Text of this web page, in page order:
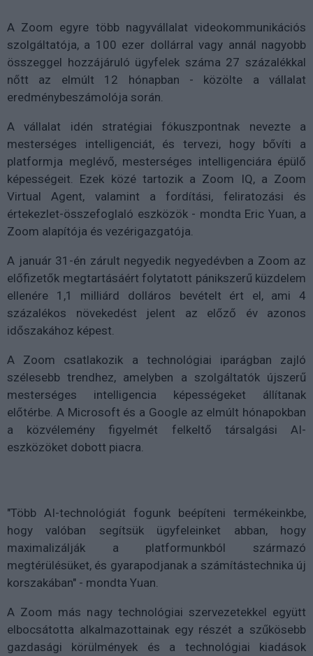
A Zoom egyre több nagyvállalat videokommunikációs
szolgáltatója, a 100 ezer dollárral vagy annál nagyobb
összeggel hozzájáruló ügyfelek száma 27 százalékkal
nőtt az elmúlt 12 hónapban - közölte a vállalat
eredménybeszámolója során.
A vállalat idén stratégiai fókuszpontnak nevezte a
mesterséges intelligenciát, és tervezi, hogy bővíti a
platformja meglévő, mesterséges intelligenciára épülő
képességeit. Ezek közé tartozik a Zoom IQ, a Zoom
Virtual Agent, valamint a fordítási, feliratozási és
értekezlet-összefoglaló eszközök - mondta Eric Yuan, a
Zoom alapítója és vezérigazgatója.
A január 31-én zárult negyedik negyedévben a Zoom az
előfizetők megtartásáért folytatott pánikszerű küzdelem
ellenére 1,1 milliárd dolláros bevételt ért el, ami 4
százalékos növekedést jelent az előző év azonos
időszakához képest.
A Zoom csatlakozik a technológiai iparágban zajló
szélesebb trendhez, amelyben a szolgáltatók újszerű
mesterséges intelligencia képességeket állítanak
előtérbe. A Microsoft és a Google az elmúlt hónapokban
a közvélemény figyelmét felkeltő társalgási AI-
eszközöket dobott piacra.
"Több AI-technológiát fogunk beépíteni termékeinkbe,
hogy valóban segítsük ügyfeleinket abban, hogy
maximalizálják a platformunkból származó
megtérülésüket, és gyarapodjanak a számítástechnika új
korszakában" - mondta Yuan.
A Zoom más nagy technológiai szervezetekkel együtt
elbocsátotta alkalmazottainak egy részét a szűkösebb
gazdasági körülmények és a technológiai kiadások